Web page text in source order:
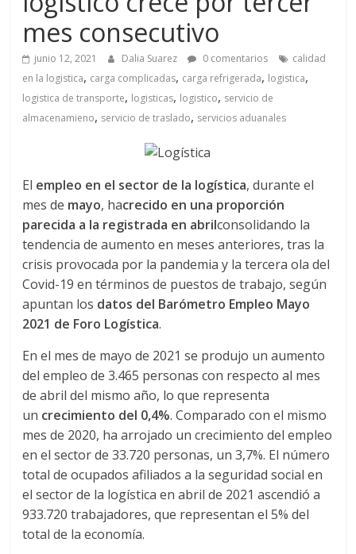
a
q
u
n
a
–
T
r
a
n
s
p
mes consecutivo
junio 12, 2021 Dalia Suarez 0 comentarios
calidad
en la logistica, carga complicadas, carga refrigerada, logistica,
logistica de transporte, logisticas, logistico, servicio de
almacenamieno, servicio de traslado, servicios aduanales
El empleo en el sector de la logística, durante el
mes de mayo, hacrecido en una proporción
parecida a la registrada en abrilconsolidando la
tendencia de aumento en meses anteriores, tras la
crisis provocada por la pandemia y la tercera ola del
Covid-19 en términos de puestos de trabajo, según
apuntan los datos del Barómetro Empleo Mayo
2021 de Foro Logística.
En el mes de mayo de 2021 se produjo un aumento
del empleo de 3.465 personas con respecto al mes
de abril del mismo año, lo que representa
un crecimiento del 0,4%. Comparado con el mismo
mes de 2020, ha arrojado un crecimiento del empleo
en el sector de 33.720 personas, un 3,7%. El número
total de ocupados afiliados a la seguridad social en
el sector de la logística en abril de 2021 ascendió a
933.720 trabajadores, que representan el 5% del
total de la economía.